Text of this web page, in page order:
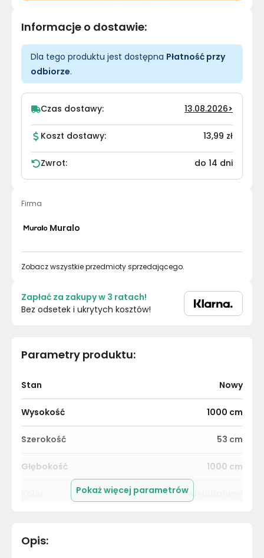
Parametry produktu:
Stan Nowy
Wysokość 1000 cm
Szerokość 53 cm
Głębokość 1000 cm
Wielobarwny
Materiał
Pokaż więcej parametrów
Opis:
Informacje o dostawie:
Dla tego produktu jest dostępna Płatność przy
odbiorze.
Czas dostawy: 13.08.2026>
Koszt dostawy: 13,99 zł
Zwrot: do 14 dni
Firma
Muralo
Zobacz wszystkie przedmioty sprzedającego.
Zapłać za zakupy w 3 ratach!
Bez odsetek i ukrytych kosztów!